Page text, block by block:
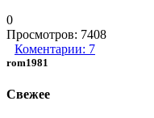
0
Просмотров: 7408
Коментарии: 7
rom1981
Свежее